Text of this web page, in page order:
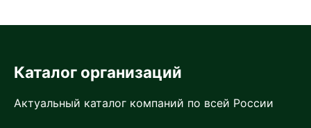
Каталог организаций
Актуальный каталог компаний по всей России